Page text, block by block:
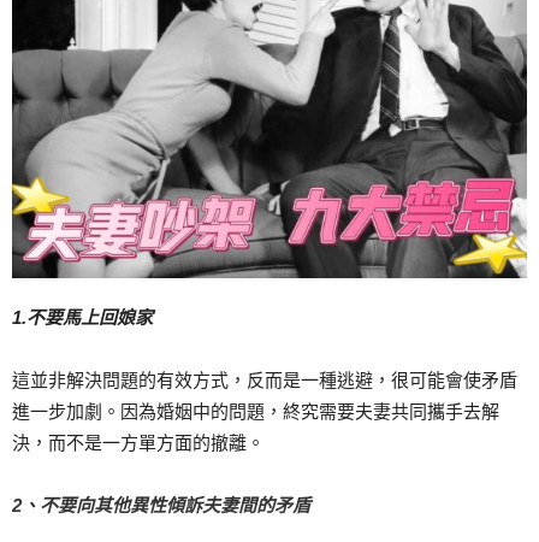
1.不要馬上回娘家
這並非解決問題的有效方式，反而是一種逃避，很可能會使矛盾
進一步加劇。因為婚姻中的問題，終究需要夫妻共同攜手去解
決，而不是一方單方面的撤離。
2、不要向其他異性傾訴夫妻間的矛盾